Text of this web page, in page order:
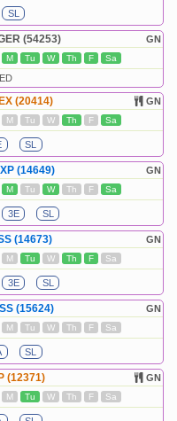
SL
GN
(54253)
M Tu W Th F Sa
GN
(20414)
M Tu W Th F Sa
SL
GN
(14649)
M Tu W Th F Sa
3E SL
GN
(14673)
M Tu W Th F Sa
3E SL
GN
(15624)
M Tu W Th F Sa
SL
GN
(12371)
M Tu W Th F Sa